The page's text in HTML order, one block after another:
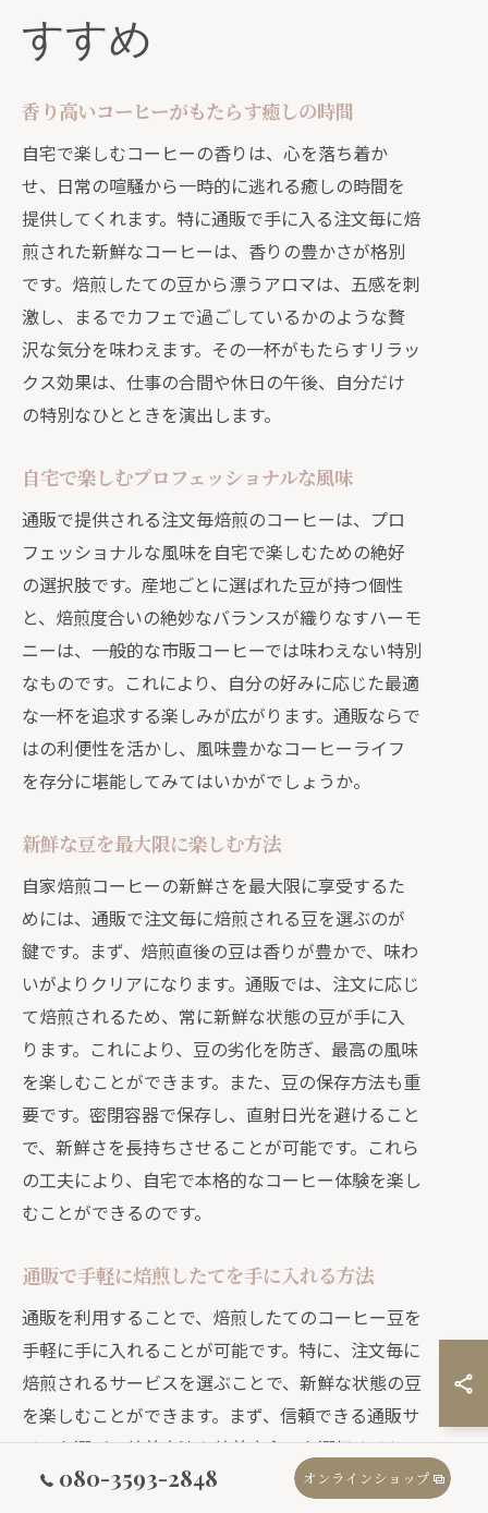
すすめ
香り高いコーヒーがもたらす癒しの時間
自宅で楽しむコーヒーの香りは、心を落ち着か
せ、日常の喧騒から一時的に逃れる癒しの時間を
提供してくれます。特に通販で手に入る注文毎に焙
煎された新鮮なコーヒーは、香りの豊かさが格別
です。焙煎したての豆から漂うアロマは、五感を刺
激し、まるでカフェで過ごしているかのような贅
沢な気分を味わえます。その一杯がもたらすリラッ
クス効果は、仕事の合間や休日の午後、自分だけ
の特別なひとときを演出します。
自宅で楽しむプロフェッショナルな風味
通販で提供される注文毎焙煎のコーヒーは、プロ
フェッショナルな風味を自宅で楽しむための絶好
の選択肢です。産地ごとに選ばれた豆が持つ個性
と、焙煎度合いの絶妙なバランスが織りなすハーモ
ニーは、一般的な市販コーヒーでは味わえない特別
なものです。これにより、自分の好みに応じた最適
な一杯を追求する楽しみが広がります。通販ならで
はの利便性を活かし、風味豊かなコーヒーライフ
を存分に堪能してみてはいかがでしょうか。
新鮮な豆を最大限に楽しむ方法
自家焙煎コーヒーの新鮮さを最大限に享受するた
めには、通販で注文毎に焙煎される豆を選ぶのが
鍵です。まず、焙煎直後の豆は香りが豊かで、味わ
いがよりクリアになります。通販では、注文に応じ
て焙煎されるため、常に新鮮な状態の豆が手に入
ります。これにより、豆の劣化を防ぎ、最高の風味
を楽しむことができます。また、豆の保存方法も重
要です。密閉容器で保存し、直射日光を避けること
で、新鮮さを長持ちさせることが可能です。これら
の工夫により、自宅で本格的なコーヒー体験を楽し
むことができるのです。
通販で手軽に焙煎したてを手に入れる方法
通販を利用することで、焙煎したてのコーヒー豆を
手軽に手に入れることが可能です。特に、注文毎に
焙煎されるサービスを選ぶことで、新鮮な状態の豆
を楽しむことができます。まず、信頼できる通販サ
イトを選び、焙煎方法や焙煎度合いを選択すると
良いでしょう。多くの通販サイトでは、各産地の特
080-3593-2848 オンラインショップ